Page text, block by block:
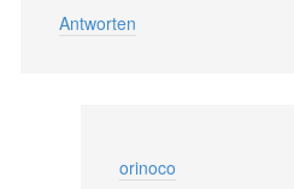
Antworten
orinoco